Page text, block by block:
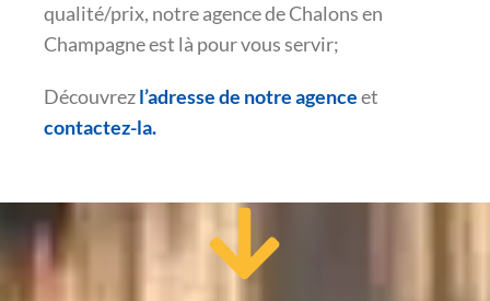
qualité/prix, notre agence de Chalons en
Champagne est là pour vous servir;
Découvrezl’adresse de notre agenceet
contactez-la.